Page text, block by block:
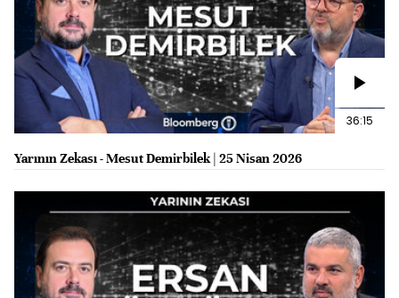
36:15
Yarının Zekası - Mesut Demirbilek | 25 Nisan 2026